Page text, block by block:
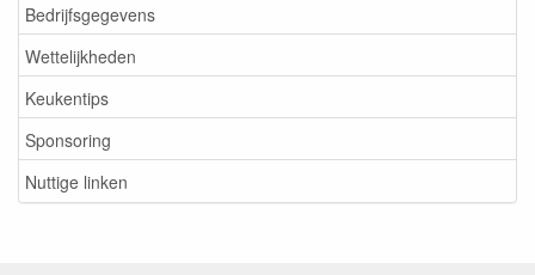
Bedrijfsgegevens
Wettelijkheden
Keukentips
Sponsoring
Nuttige linken